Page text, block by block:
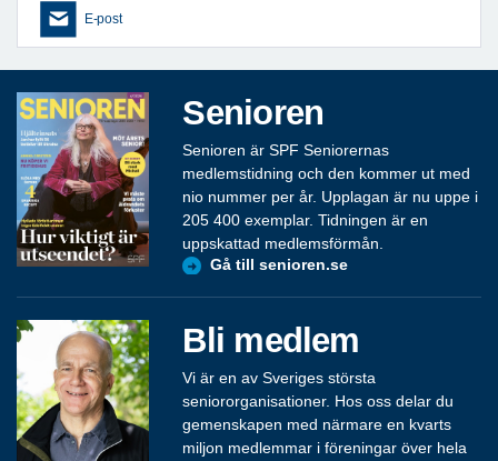
E-post
Senioren
Senioren är SPF Seniorernas
medlemstidning och den kommer ut med
nio nummer per år. Upplagan är nu uppe i
205 400 exemplar. Tidningen är en
uppskattad medlemsförmån.
Gå till senioren.se
Bli medlem
Vi är en av Sveriges största
seniororganisationer. Hos oss delar du
gemenskapen med närmare en kvarts
miljon medlemmar i föreningar över hela